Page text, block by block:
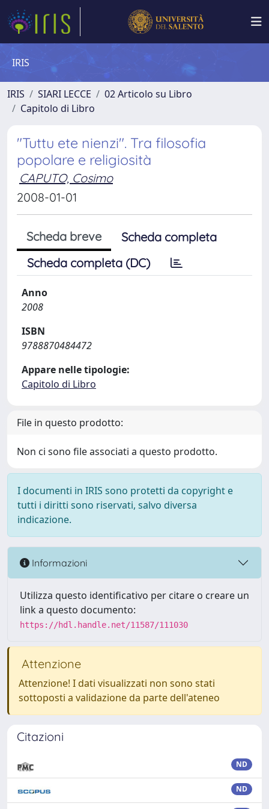
IRIS
IRIS SIARI LECCE
02 Articolo su Libro
Capitolo di Libro
"Tuttu ete nienzi". Tra filosofia
popolare e religiosità
CAPUTO, Cosimo
2008-01-01
Scheda breve
Scheda completa
Scheda completa (DC)
Anno
2008
ISBN
9788870484472
Appare nelle tipologie:
Capitolo di Libro
File in questo prodotto:
Non ci sono file associati a questo prodotto.
I documenti in IRIS sono protetti da copyright e
tutti i diritti sono riservati, salvo diversa
indicazione.
Informazioni
Utilizza questo identificativo per citare o creare un
link a questo documento:
https://hdl.handle.net/11587/111030
Attenzione
Attenzione! I dati visualizzati non sono stati
sottoposti a validazione da parte dell'ateneo
Citazioni
ND
ND